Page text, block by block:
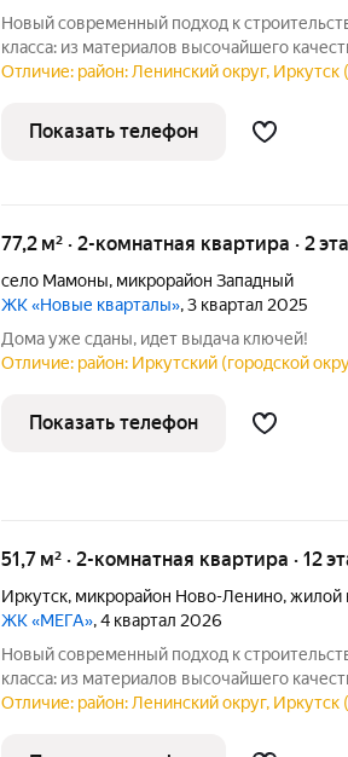
Новый современный подход к
класса: из материалов высочайшего
передовых технологий. Развитая
«Метро», остановки
Отличие: район: Ленинский округ, Иркутск
Показать телефон
77,2 м² · 2-комнатная квартира · 2
село Мамоны, микрорайон Западный
ЖК «Новые кварталы», 3 квартал 2025
Дома уже сданы, идет выдача ключей!
Отличие: район: Иркутский (городской
Показать телефон
51,7 м² · 2-комнатная квартира · 12
Иркутск, микрорайон Ново-Ленино,жилой
ЖК «МЕГА», 4 квартал 2026
Новый современный подход к
класса: из материалов высочайшего
передовых технологий. Развитая
«Метро», остановки
Отличие: район: Ленинский округ, Иркутск